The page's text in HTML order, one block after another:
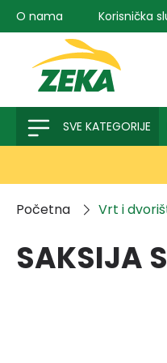
pretragu Preskoči
O nama Korisnička
SVE KATEGORIJE
Početna Vrt i
SAKSIJA